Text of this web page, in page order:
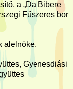
a „Da Bibere
Fűszeres bor
alelnöke.
Gyenesdiási